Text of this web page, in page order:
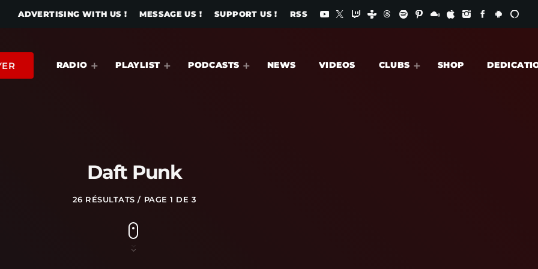
ADVERTISING WITH US ! MESSAGE US ! SUPPORT US ! RSS
RADIO PLAYLIST PODCASTS NEWS VIDEOS CLUBS SHOP
Daft Punk
26 RÉSULTATS / PAGE 1 DE 3